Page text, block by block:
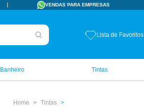
VENDAS PARA EMPRESAS
Lista de Favoritos
Banheiro Tintas
Tintas